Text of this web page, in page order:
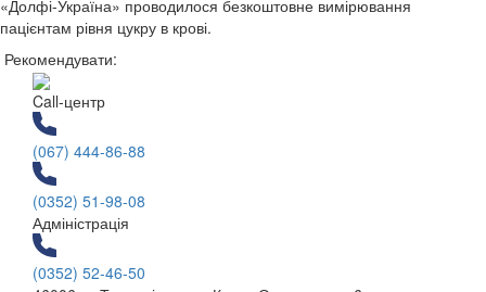
«Долфі-Україна» проводилося безкоштовне вимірювання
пацієнтам рівня цукру в крові.
Рекомендувати:
Call-центр
(067) 444-86-88
(0352) 51-98-08
Адміністрація
(0352) 52-46-50